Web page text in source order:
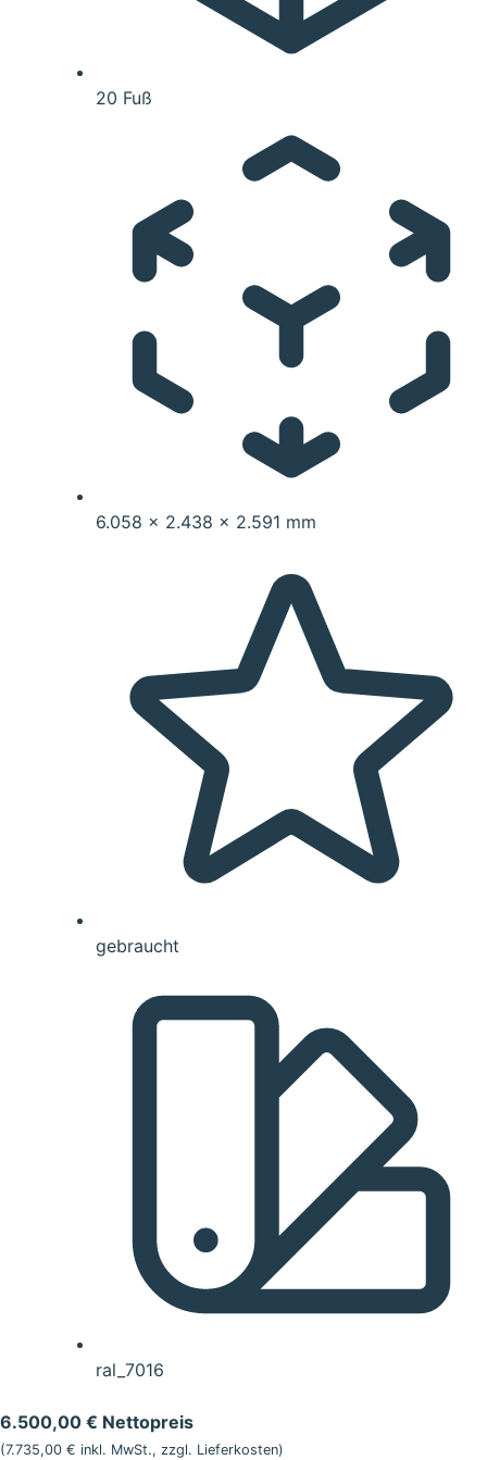
20 Fuß
6.058 x 2.438 x 2.591 mm
gebraucht
ral_7016
6.500,00 € Nettopreis
(7.735,00 € inkl. MwSt., zzgl. Lieferkosten)